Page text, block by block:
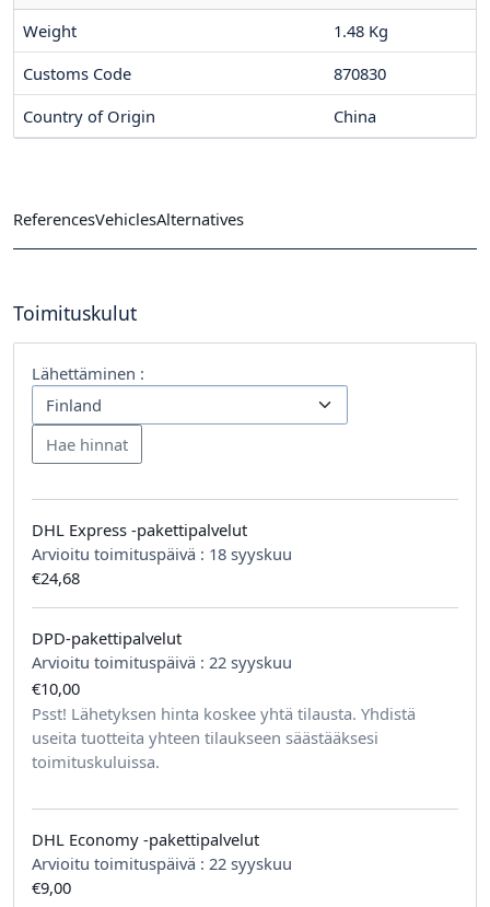
Weight
1.48 Kg
Customs Code
870830
Country of Origin
China
ReferencesVehiclesAlternatives
Toimituskulut
Lähettäminen :
DHL Express -pakettipalvelut
Arvioitu toimituspäivä : 18 syyskuu
€24,68
DPD-pakettipalvelut
Arvioitu toimituspäivä : 22 syyskuu
€10,00
Psst! Lähetyksen hinta koskee yhtä tilausta. Yhdistä
useita tuotteita yhteen tilaukseen säästääksesi
toimituskuluissa.
DHL Economy -pakettipalvelut
Arvioitu toimituspäivä : 22 syyskuu
€9,00